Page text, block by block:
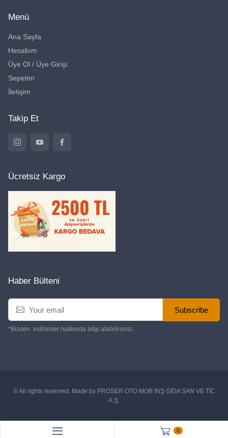
Menü
Ana Sayfa
Hesabım
Üye Ol / Üye Girişi
Sepetim
İletişim
Takip Et
Ücretsiz Kargo
Haber Bülteni
Subscribe
*Bizden indirimler hakkında bilgi alabilirsiniz.
© All rights reserved. Made by PROSER OTO MOB İNŞ GIDA SAN VE TİC
A.Ş.
0